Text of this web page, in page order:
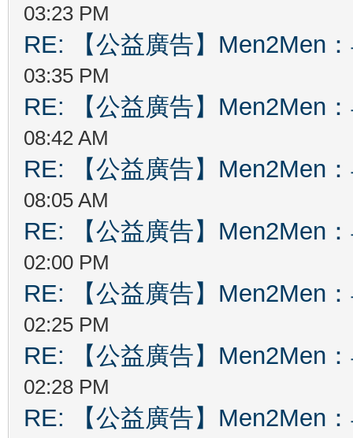
03:23 PM
RE: 【公益廣告】Men2Men
03:35 PM
RE: 【公益廣告】Men2Men
08:42 AM
RE: 【公益廣告】Men2Men
08:05 AM
RE: 【公益廣告】Men2Men
02:00 PM
RE: 【公益廣告】Men2Men
02:25 PM
RE: 【公益廣告】Men2Men
02:28 PM
RE: 【公益廣告】Men2Men